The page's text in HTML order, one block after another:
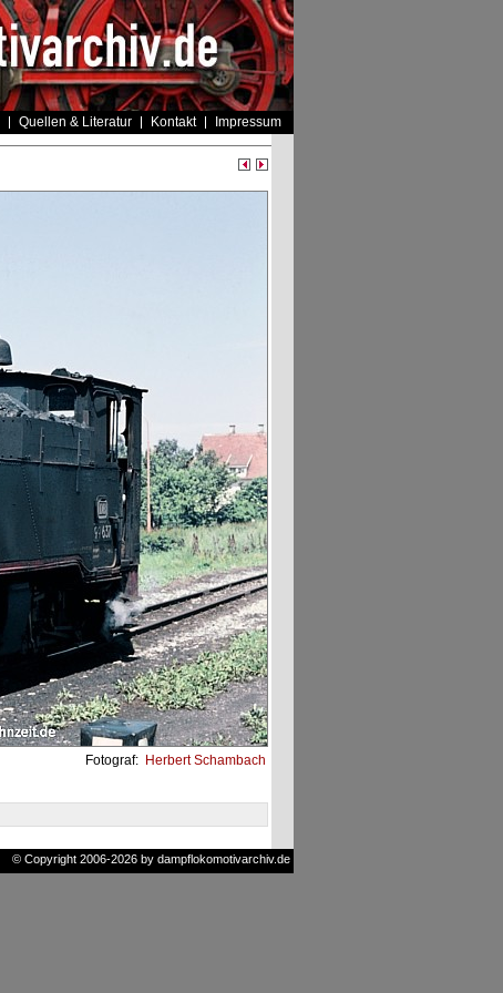
Quellen & Literatur Kontakt Impressum
Fotograf: Herbert Schambach
© Copyright 2006-2026 by dampflokomotivarchiv.de